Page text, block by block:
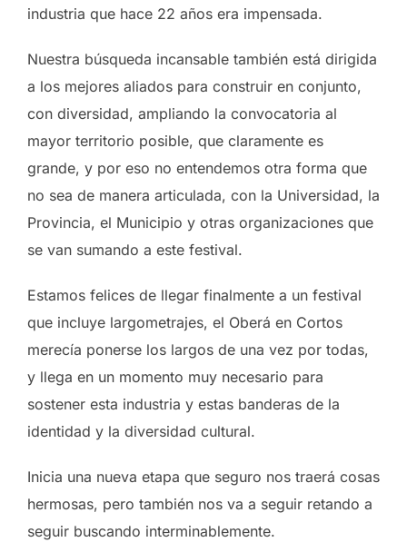
industria que hace 22 años era impensada.
Nuestra búsqueda incansable también está dirigida
a los mejores aliados para construir en conjunto,
con diversidad, ampliando la convocatoria al
mayor territorio posible, que claramente es
grande, y por eso no entendemos otra forma que
no sea de manera articulada, con la Universidad, la
Provincia, el Municipio y otras organizaciones que
se van sumando a este festival.
Estamos felices de llegar finalmente a un festival
que incluye largometrajes, el Oberá en Cortos
merecía ponerse los largos de una vez por todas,
y llega en un momento muy necesario para
sostener esta industria y estas banderas de la
identidad y la diversidad cultural.
Inicia una nueva etapa que seguro nos traerá cosas
hermosas, pero también nos va a seguir retando a
seguir buscando interminablemente.